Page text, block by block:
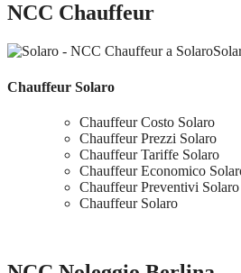
NCC Chauffeur
Chauffeur Solaro
Chauffeur Costo Solaro
Chauffeur Prezzi Solaro
Chauffeur Tariffe Solaro
Chauffeur Economico
Chauffeur Preventivi Solaro
Chauffeur Solaro